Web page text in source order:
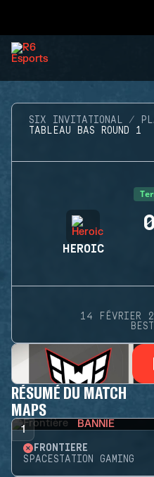
SIX INVITATIONAL
TABLEAU BAS ROUND 1
HEROIC
0
14 FÉVRIER
RÉSUMÉ DU MATCH
MAPS
1 BANNIE
FRONTIÈRE
SPACESTATION GAMING